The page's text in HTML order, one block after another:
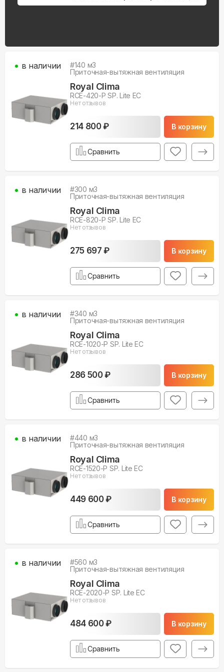
#140 м3
Приточная-вытяжная вентиляция
Royal Clima
RCE-420-P SP. Lite EC
Нет отзывов
214 800 ₽ В корзину
в наличии
Сравнить
#300 м3
Приточная-вытяжная вентиляция
Royal Clima
RCE-820-P SP. Lite EC
Нет отзывов
275 697 ₽ В корзину
в наличии
Сравнить
#340 м3
Приточная-вытяжная вентиляция
Royal Clima
RCE-1020-P SP. Lite EC
Нет отзывов
286 500 ₽ В корзину
в наличии
Сравнить
#440 м3
Приточная-вытяжная вентиляция
Royal Clima
RCE-1520-P SP. Lite EC
Нет отзывов
449 600 ₽ В корзину
в наличии
Сравнить
#560 м3
Приточная-вытяжная вентиляция
Royal Clima
RCE-2020-P SP. Lite EC
Нет отзывов
484 600 ₽ В корзину
в наличии
Сравнить